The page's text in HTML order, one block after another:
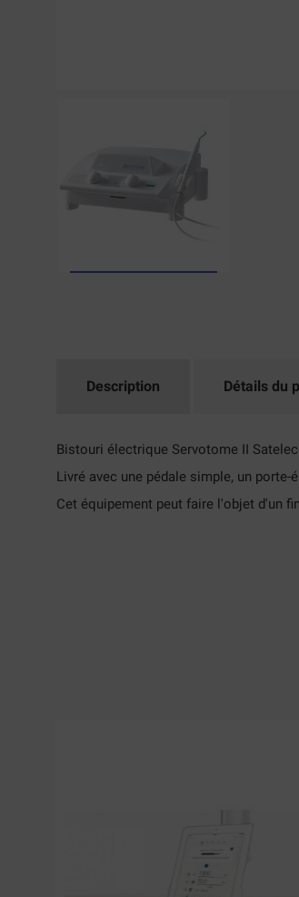
Description Détails du
Bistouri électrique Servotome II
Livré avec une pédale simple, un
Cet équipement peut faire l'objet d'un